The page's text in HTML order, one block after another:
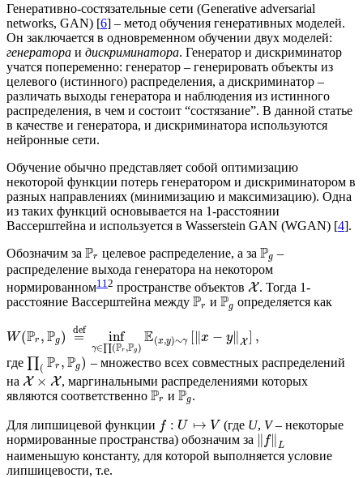
Генеративно-состязательные сети (Generative adversarial
networks, GAN) [6] – метод обучения генеративных моделей.
Он заключается в одновременном обучении двух моделей:
генератора и дискриминатора. Генератор и дискриминатор
учатся попеременно: генератор – генерировать объекты из
целевого (истинного) распределения, а дискриминатор –
различать выходы генератора и наблюдения из истинного
распределения, в чем и состоит “состязание”. В данной статье
в качестве и генератора, и дискриминатора используются
нейронные сети.
Обучение обычно представляет собой оптимизацию
некоторой функции потерь генератором и дискриминатором в
разных направлениях (минимизацию и максимизацию). Одна
из таких функций основывается на 1-расстоянии
Вассерштейна и используется в Wasserstein GAN (WGAN) [4].
Обозначим за Pr целевое распределение, а заPg –
распределение выхода генератора на некотором
нормированном1 1 2 пространстве объектов X. Тогда 1-
расстояние Вассерштейна между Pr иPg определяется как
W(Pr , Pg) =
def inf
γ∈∏(Pr ,Pg) E(x,y)∼γ [∥x − y∥X] ,
где ∏ ( Pr , Pg) – множество всех совместных распределений
на X × X, маргинальными распределениями которых
являются соответственно Pr иPg.
Для липшицевой функции f : U ↦ V (где U, V– некоторые
нормированные пространства) обозначим за
f∥ L
наименьшую константу, для которой выполняется условие
липшицевости, т.е.